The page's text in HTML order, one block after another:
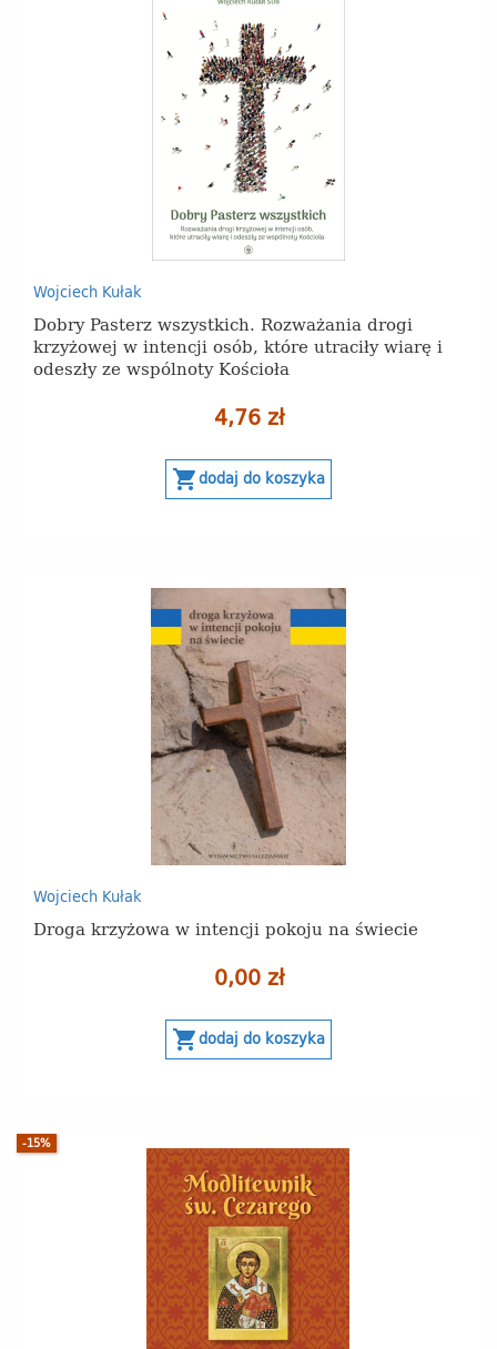
Wojciech Kułak
Dobry Pasterz wszystkich. Rozważania drogi
krzyżowej w intencji osób, które utraciły wiarę i
odeszły ze wspólnoty Kościoła
4,76 zł
shopping_cartdodaj do koszyka
Wojciech Kułak
Droga krzyżowa w intencji pokoju na świecie
0,00 zł
shopping_cartdodaj do koszyka
-15%